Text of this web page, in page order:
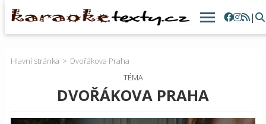
|
Hlavní stránka
Dvořákova Praha
TÉMA
DVOŘÁKOVA PRAHA